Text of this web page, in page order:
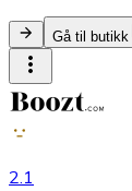
Gå til butikk
2.1